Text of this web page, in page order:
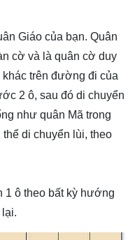
Giáo của bạn. Quân
cờ và là quân cờ duy
trên đường đi của
2 ô, sau đó di chuyển
như quân Mã trong
di chuyển lùi, theo
1 ô theo bất kỳ hướng